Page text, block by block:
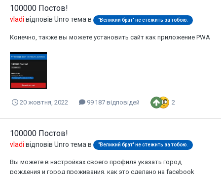
100000 Постов!
vladi відповів Unro тема в "Великий брат" не стежить за тобою.
Конечно, также вы можете установить сайт как приложение PWA
20 жовтня, 2022 99 187 відповідей 2
100000 Постов!
vladi відповів Unro тема в "Великий брат" не стежить за тобою.
Вы можете в настройках своего профиля указать город
рождения и город проживания, как это сделано на facebook